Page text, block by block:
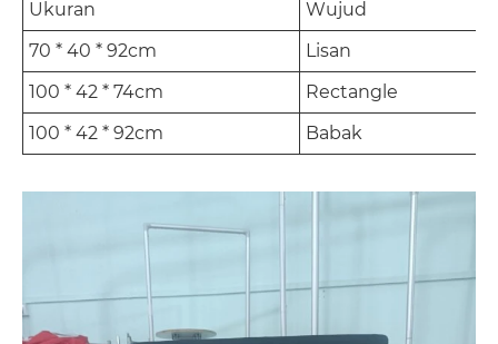
Ukuran
Wujud
70 * 40 * 92cm
Lisan
100 * 42 * 74cm
Rectangle
100 * 42 * 92cm
Babak